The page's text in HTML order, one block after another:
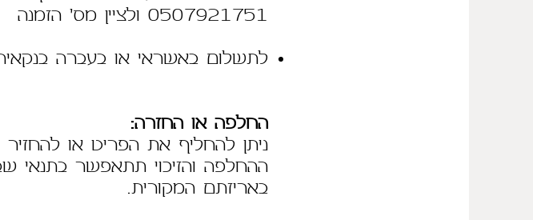
0507921751 ולציין מס' הזמנה
לתשלום באשראי או בעברה בנקאית צור
החלפה או החזרה:
ניתן להחליף את הפריט או להחזיר עד 7 ימים מיום קבלת
ההחלפה והזיכוי תתאפשר בתנאי
באריזתם המקורית.